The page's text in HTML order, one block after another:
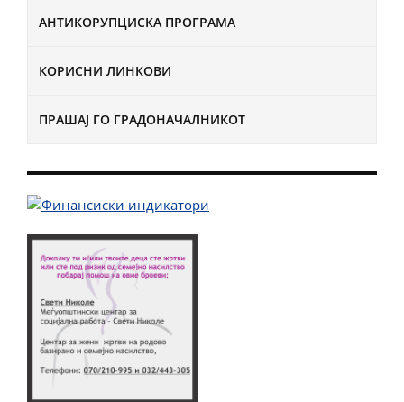
АНТИКОРУПЦИСКА ПРОГРАМА
КОРИСНИ ЛИНКОВИ
ПРАШАЈ ГО ГРАДОНАЧАЛНИКОТ